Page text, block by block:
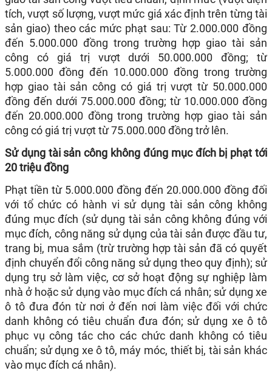
tích, vượt số lượng, vượt mức giá xác định trên từng tài
sản giao) theo các mức phạt sau: Từ 2.000.000 đồng
đến 5.000.000 đồng trong trường hợp giao tài sản
công có giá trị vượt dưới 50.000.000 đồng; từ
5.000.000 đồng đến 10.000.000 đồng trong trường
hợp giao tài sản công có giá trị vượt từ 50.000.000
đồng đến dưới 75.000.000 đồng; từ 10.000.000 đồng
đến 20.000.000 đồng trong trường hợp giao tài sản
công có giá trị vượt từ 75.000.000 đồng trở lên.
Sử dụng tài sản công không đúng mục đích bị phạt tới
20 triệu đồng
Phạt tiền từ 5.000.000 đồng đến 20.000.000 đồng đối
với tổ chức có hành vi sử dụng tài sản công không
đúng mục đích (sử dụng tài sản công không đúng với
mục đích, công năng sử dụng của tài sản được đầu tư,
trang bị, mua sắm (trừ trường hợp tài sản đã có quyết
định chuyển đổi công năng sử dụng theo quy định); sử
dụng trụ sở làm việc, cơ sở hoạt động sự nghiệp làm
nhà ở hoặc sử dụng vào mục đích cá nhân; sử dụng xe
ô tô đưa đón từ nơi ở đến nơi làm việc đối với chức
danh không có tiêu chuẩn đưa đón; sử dụng xe ô tô
phục vụ công tác cho các chức danh không có tiêu
chuẩn; sử dụng xe ô tô, máy móc, thiết bị, tài sản khác
vào mục đích cá nhân).